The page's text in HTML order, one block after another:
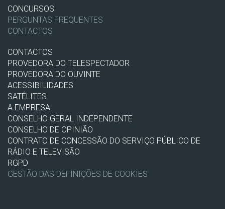
CONCURSOS
PERGUNTAS FREQUENTES
CONTACTOS
CONTACTOS
PROVEDORA DO TELESPECTADOR
PROVEDORA DO OUVINTE
ACESSIBILIDADES
SATÉLITES
A EMPRESA
CONSELHO GERAL INDEPENDENTE
CONSELHO DE OPINIÃO
CONTRATO DE CONCESSÃO DO SERVIÇO PÚBLICO DE
RÁDIO E TELEVISÃO
RGPD
GESTÃO DAS DEFINIÇÕES DE COOKIES